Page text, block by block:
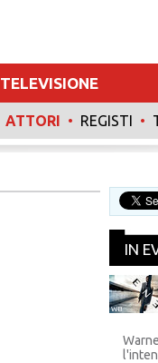
TELEVISIONE
ATTORI • REGISTI •
IN
WB